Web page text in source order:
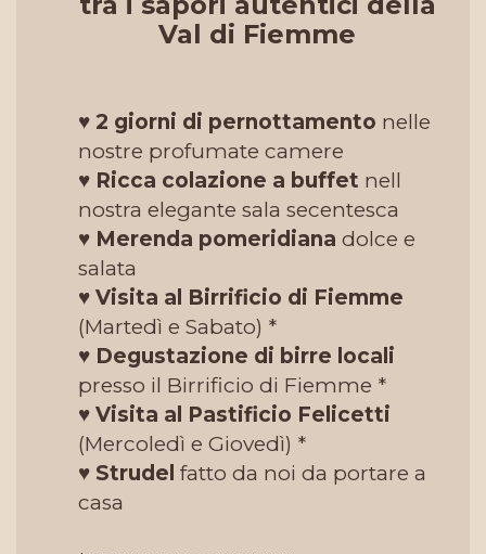
Val di Fiemme
♥ 2 giorni di pernottamento nelle
nostre profumate camere
♥ Ricca colazione a buffet nell
nostra elegante sala secentesca
♥ Merenda pomeridiana dolce e
salata
♥ Visita al Birrificio di Fiemme
(Martedì e Sabato) *
♥ Degustazione di birre locali
presso il Birrificio di Fiemme *
♥ Visita al Pastificio Felicetti
(Mercoledì e Giovedì) *
♥ Strudel fatto da noi da portare a
casa